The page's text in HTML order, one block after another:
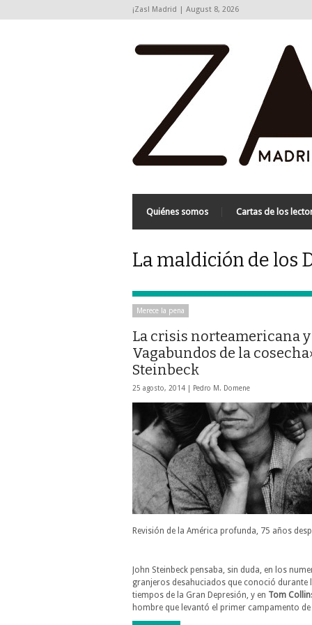
¡Zas! Madrid | August 8, 2026
Quiénes somos Cartas de los
La maldición de los
Merece la pena
La crisis norteamericana y
Vagabundos de la
Steinbeck
25 agosto, 2014 | Pedro M. Domene
Revisión de la América profunda, 75 años
John Steinbeck pensaba, sin duda, en los
granjeros desahuciados que conoció durante
tiempos de la Gran Depresión, y en Tom
hombre que levantó el primer campamento